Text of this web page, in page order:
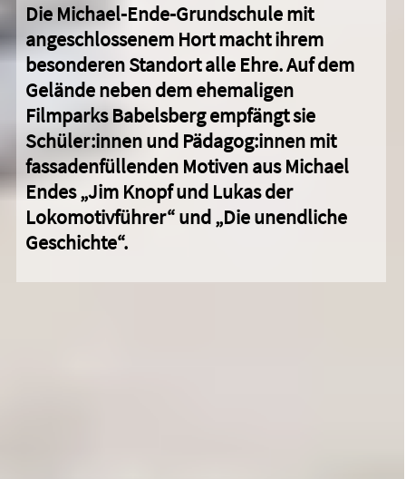
Die Michael-Ende-Grundschule mit
angeschlossenem Hort macht ihrem
besonderen Standort alle Ehre. Auf dem
Gelände neben dem ehemaligen
Filmparks Babelsberg empfängt sie
Schüler:innen und Pädagog:innen mit
fassadenfüllenden Motiven aus Michael
Endes „Jim Knopf und Lukas der
Lokomotivführer“ und „Die unendliche
Geschichte“.